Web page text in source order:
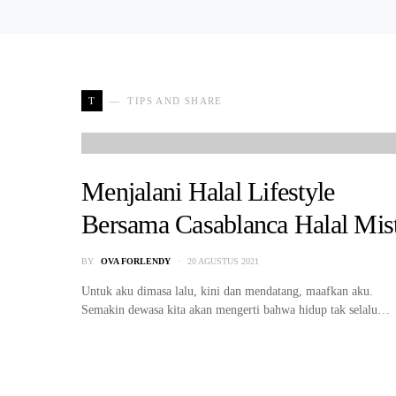
T TIPS AND SHARE
Menjalani Halal Lifestyle
Bersama Casablanca Halal
BY OVA FORLENDY 20 AGUSTUS 2021
Untuk aku dimasa lalu, kini dan mendatang, maafkan aku.
Semakin dewasa kita akan mengerti bahwa hidup tak selalu…